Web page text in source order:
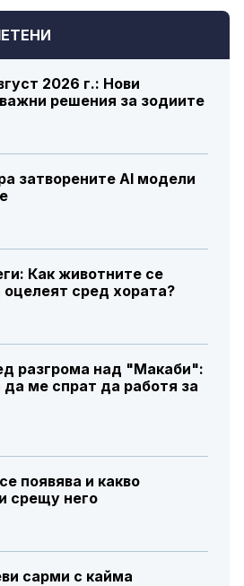
2026 г.: Нови
решения за зодиите
затворените AI модели
Как животните се
сред хората?
разгрома над "Макаби":
ме спрат да работя за
появява и какво
срещу него
сарми с кайма